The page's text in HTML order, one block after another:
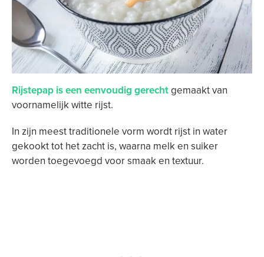
Rijstepap is een eenvoudig gerechtgemaakt van
voornamelijk witte rijst.
In zijn meest traditionele vorm wordt rijst in water
gekookt tot het zacht is, waarna melk en suiker
worden toegevoegd voor smaak en textuur.